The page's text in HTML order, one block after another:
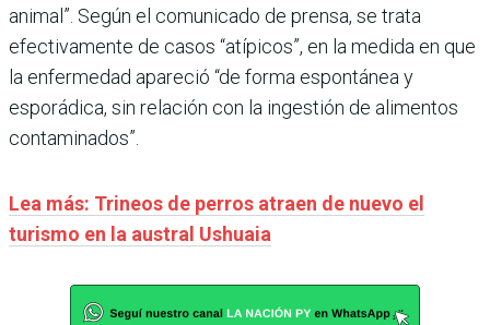
animal”. Según el comunicado de prensa, se trata
efectivamente de casos “atípicos”, en la medida en que
la enfermedad apareció “de forma espontánea y
esporádica, sin relación con la ingestión de alimentos
contaminados”.
Lea más: Trineos de perros atraen de nuevo el
turismo en la austral Ushuaia